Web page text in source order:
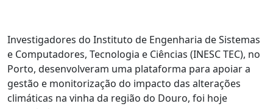
Investigadores do Instituto de Engenharia de Sistemas
e Computadores, Tecnologia e Ciências (INESC TEC), no
Porto, desenvolveram uma plataforma para apoiar a
gestão e monitorização do impacto das alterações
climáticas na vinha da região do Douro, foi hoje